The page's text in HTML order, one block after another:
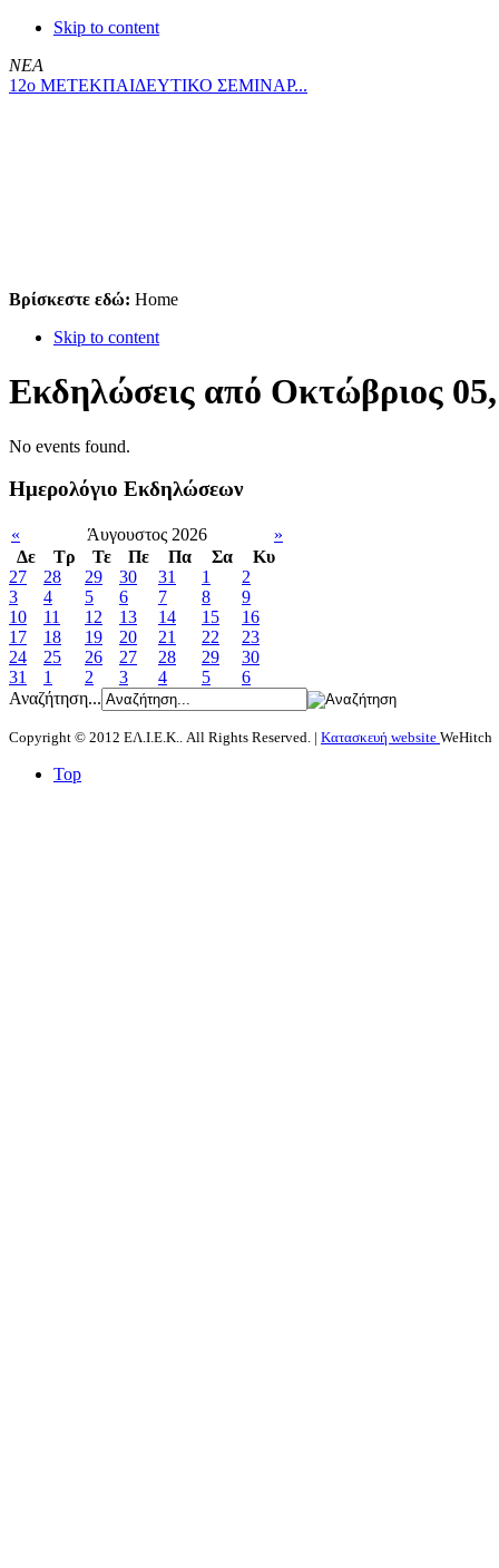
Skip to content
ΝΕΑ
12ο ΜΕΤΕΚΠΑΙΔΕΥΤΙΚΟ ΣΕΜΙΝΑΡ...
Βρίσκεστε εδώ: Home
Skip to content
Εκδηλώσεις από Οκτώβριος
No events found.
Ημερολόγιο Εκδηλώσεων
« Άυγουστος 2026
»
Δε
Tρ Τε Πε Πα Σα
Κυ
27
28 29 30 31 1
2
3
4 5 6 7 8
9
10
11 12 13 14 15
16
17
18 19 20 21 22
23
24
25 26 27 28 29
30
31
1 2 3 4 5
6
Αναζήτηση...
Copyright © 2012 ΕΛ.Ι.Ε.Κ.. All Rights Reserved. | Κατασκευή website WeHitch
Top